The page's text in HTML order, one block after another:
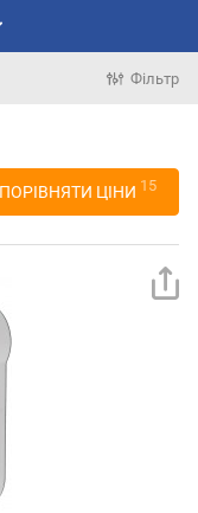
Фільтр
ПОРІВНЯТИ ЦІНИ 15